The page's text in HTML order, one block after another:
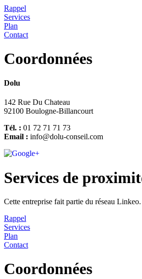
Rappel
Services
Plan
Contact
Coordonnées
Dolu
142 Rue Du Chateau
92100 Boulogne-Billancourt
Tél. : 01 72 71 71 73
Email : info@dolu-conseil.com
Services de
Cette entreprise fait partie du réseau
Rappel
Services
Plan
Contact
Coordonnées